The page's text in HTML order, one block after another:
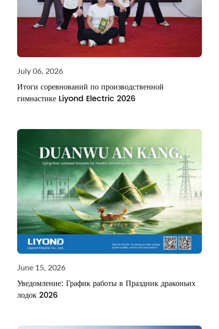
July 06, 2026
Итоги соревнований по производственной
гимнастике Liyond Electric 2026
June 15, 2026
Уведомление: График работы в Праздник драконьих
лодок 2026